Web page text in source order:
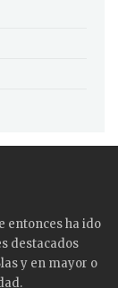
entonces ha ido
destacados
y en mayor o